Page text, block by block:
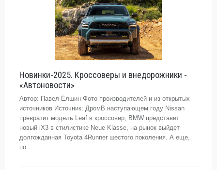
Новинки-2025. Кроссоверы и внедорожники -
«Автоновости»
Автор: Павел Ёлшин Фото производителей и из открытых
источников Источник: ДромВ наступающем году Nissan
превратит модель Leaf в кроссовер, BMW представит
новый iX3 в стилистике Neue Klasse, на рынок выйдет
долгожданная Toyota 4Runner шестого поколения. А еще,
по...